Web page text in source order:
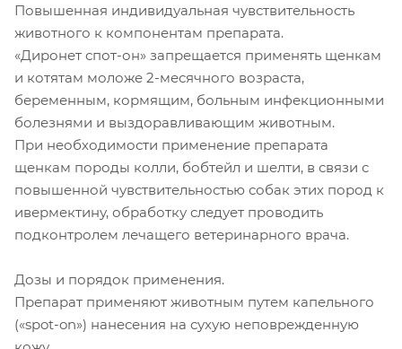
Повышенная индивидуальная чувствительность
животного к компонентам препарата.
«Диронет спот-он» запрещается применять щенкам
и котятам моложе 2-месячного возраста,
беременным, кормящим, больным инфекционными
болезнями и выздоравливающим животным.
При необходимости применение препарата
щенкам породы колли, бобтейл и шелти, в связи с
повышенной чувствительностью собак этих пород к
ивермектину, обработку следует проводить
подконтролем лечащего ветеринарного врача.
Дозы и порядок применения.
Препарат применяют животным путем капельного
(«spot-on») нанесения на сухую неповрежденную